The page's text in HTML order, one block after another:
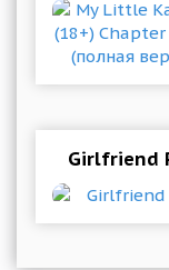
Girlfriend